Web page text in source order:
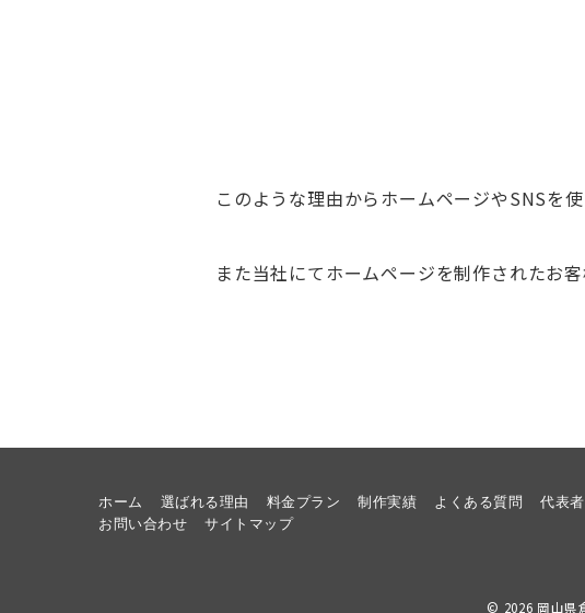
このような理由からホームページやSNSを
また当社にてホームページを制作されたお
ホーム 選ばれる理由 料金プラン 制作実績 よくある質問 代表
お問い合わせ
サイトマップ
© 2026 岡山県